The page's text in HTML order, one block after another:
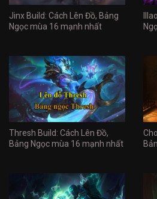
Jinx Build: Cách Lên Đồ, Bảng
Ngọc mùa 16 mạnh nhất
Thresh Build: Cách Lên Đồ,
Bảng Ngọc mùa 16 mạnh nhất